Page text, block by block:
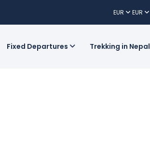
EUR EUR
Fixed Departures Trekking in Nepal